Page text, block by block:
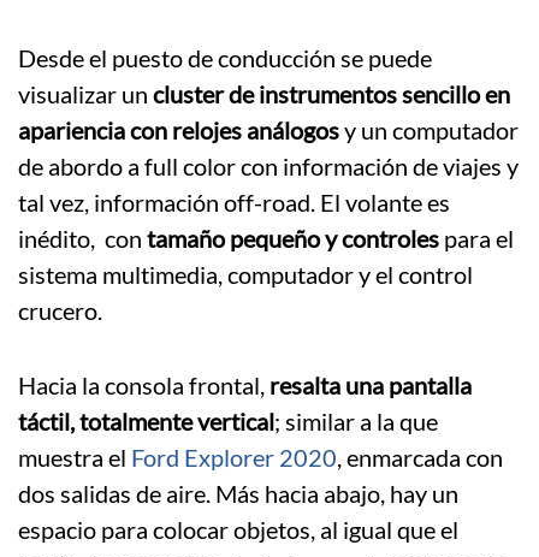
Desde el puesto de conducción se puede
visualizar un cluster de instrumentos sencillo en
apariencia con relojes análogosy un computador
de abordo a full color con información de viajes y
tal vez, información off-road. El volante es
inédito, con tamaño pequeño y controles para el
sistema multimedia, computador y el control
crucero.
Hacia la consola frontal, resalta una pantalla
táctil, totalmente vertical; similar a la que
muestra el Ford Explorer 2020 , enmarcada con
dos salidas de aire. Más hacia abajo, hay un
espacio para colocar objetos, al igual que el